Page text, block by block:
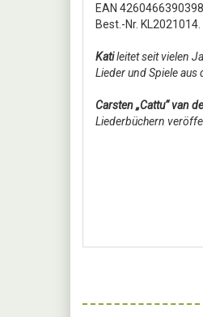
EAN 4260466390398.
Best.-Nr. KL2021014.
Katileitet seit vielen
Lieder und Spiele aus
Carsten „Cattu“ van
Liederbüchern